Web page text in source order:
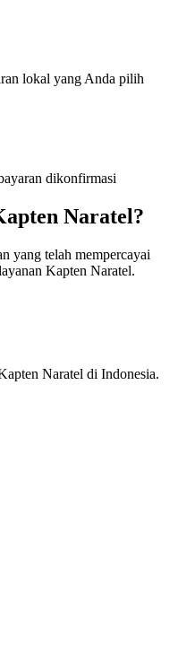
lokal yang Anda pilih
dikonfirmasi
Naratel?
yang telah mempercayai
Kapten Naratel.
Naratel di Indonesia.